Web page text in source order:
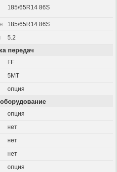
185/65R14 86S
185/65R14 86S
5.2
передач
FF
5MT
опция
опция
нет
нет
нет
опция